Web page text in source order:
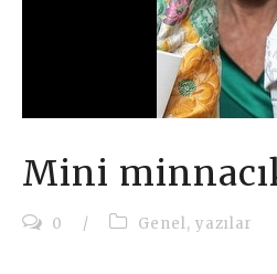
Mini
0 / Genel, yazılar